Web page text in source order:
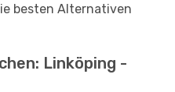
besten Alternativen
Linköping -